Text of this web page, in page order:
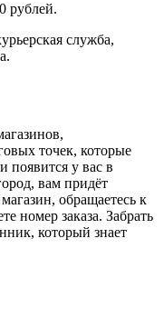
рублей.
служба,
точек, которые
появится у вас в
вам придёт
обращаетесь к
номер заказа. Забрать
который знает